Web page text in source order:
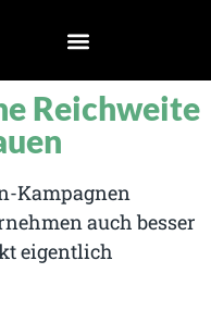
Reichweite
Kampagnen
auch besser
eigentlich